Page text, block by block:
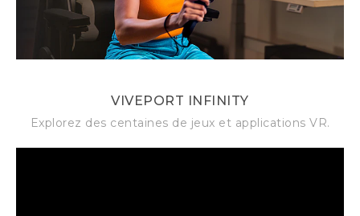
VIVEPORT INFINITY
Explorez des centaines de jeux et applications VR.